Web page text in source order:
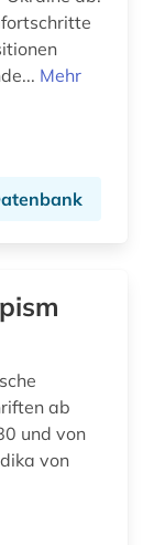
literatures
Mehr
von